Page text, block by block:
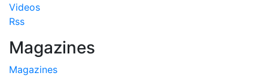
Videos
Rss
Magazines
Magazines